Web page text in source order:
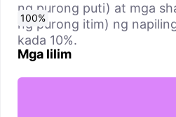
ng purong puti) at mga
ng purong itim) ng
kada 10%.
Mga lilim
0%
10%
20%
30%
40%
50%
60%
70%
80%
90%
100%